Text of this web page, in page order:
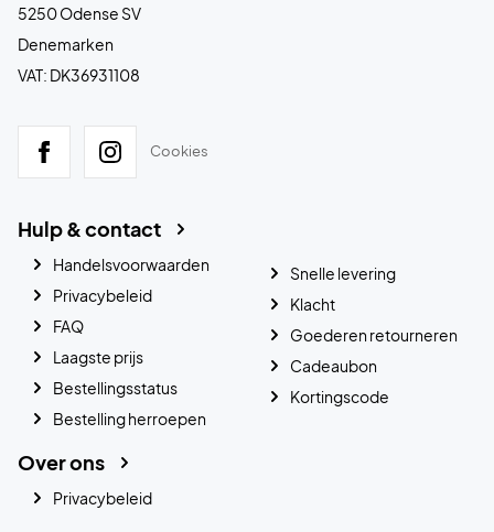
5250 Odense SV
Denemarken
VAT: DK36931108
Cookies
Hulp & contact
Handelsvoorwaarden
Privacybeleid
FAQ
Laagste prijs
Bestellingsstatus
Bestelling herroepen
Snelle levering
Klacht
Goederen retourneren
Cadeaubon
Kortingscode
Over ons
Privacybeleid